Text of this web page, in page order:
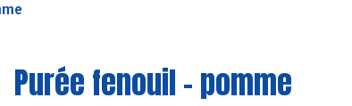
Purée fenouil - pomme